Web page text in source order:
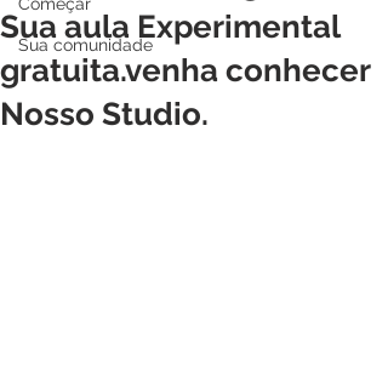
Sua comunidade
Sua aula Experimental
gratuita.venha conhecer
Nosso Studio.